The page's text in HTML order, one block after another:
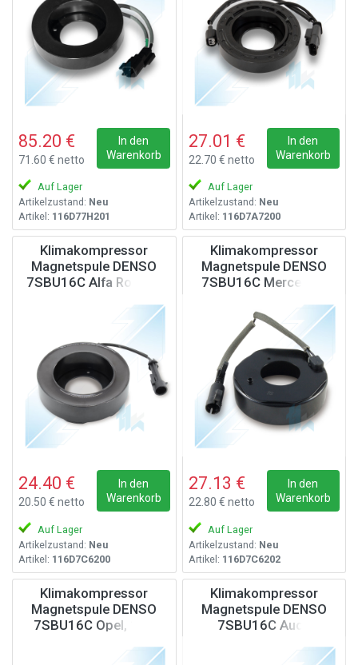
85.20 €
71.60 € netto
In den
Warenkorb
Auf Lager
Artikelzustand: Neu
Artikel: 116D77H201
27.01 €
22.70 € netto
In den
Warenkorb
Auf Lager
Artikelzustand: Neu
Artikel: 116D7A7200
Klimakompressor
Magnetspule DENSO
7SBU16C Alfa Romeo,
24.40 €
20.50 € netto
In den
Warenkorb
Auf Lager
Artikelzustand: Neu
Artikel: 116D7C6200
Klimakompressor
Magnetspule DENSO
7SBU16C Mercedes,
27.13 €
22.80 € netto
In den
Warenkorb
Auf Lager
Artikelzustand: Neu
Artikel: 116D7C6202
Klimakompressor
Magnetspule DENSO
7SBU16C Opel, 12V
Klimakompressor
Magnetspule DENSO
7SBU16C Audi,